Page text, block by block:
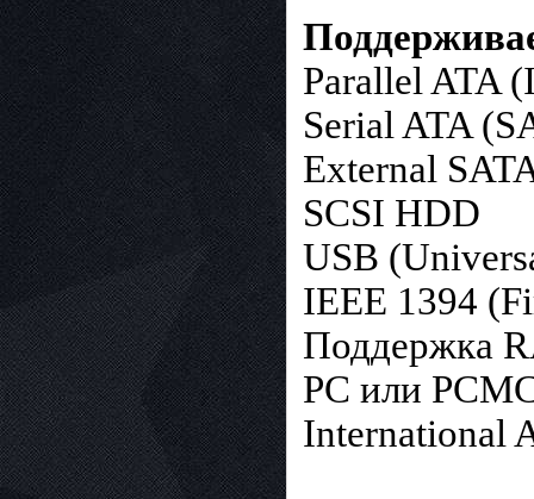
Parallel ATA
Serial ATA
External
SCSI HDD
USB
IEEE 1394
Поддержка
PC или
International